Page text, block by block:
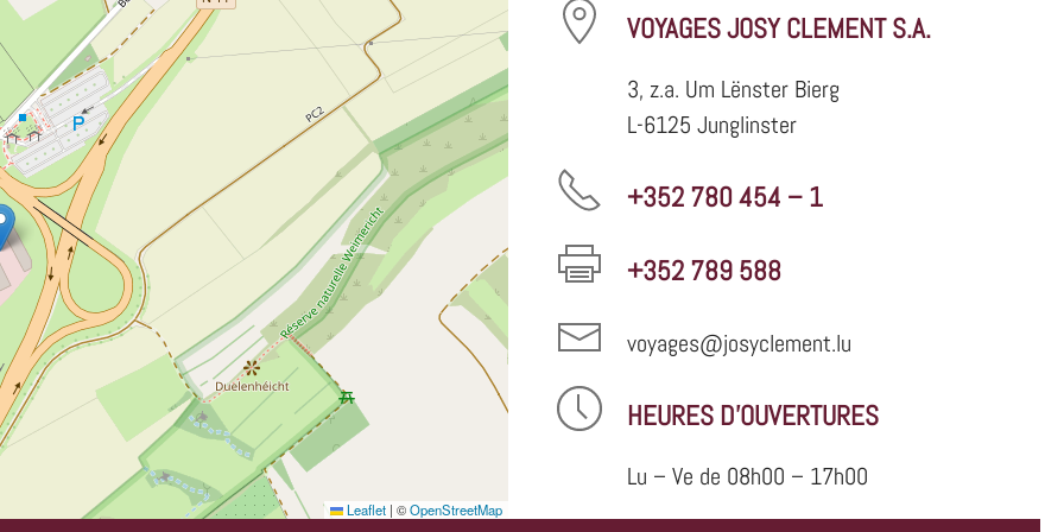
Leaflet | ©OpenStreetMap
VOYAGES JOSY CLEMENT S.A.
3, z.a. Um Lënster Bierg
L-6125 Junglinster
+352 780 454 – 1
+352 789 588
voyages@josyclement.lu
HEURES D'OUVERTURES
Lu – Ve de 08h00 – 17h00